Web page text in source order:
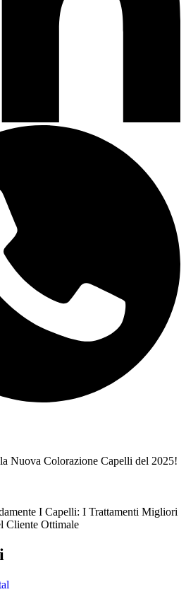
Nuova Colorazione Capelli del 2025!
I Capelli: I Trattamenti Migliori
Cliente Ottimale